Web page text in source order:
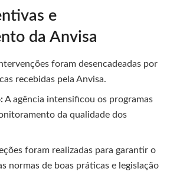
e
da Anvisa
foram desencadeadas por
recebidas pela Anvisa.
A agência intensificou os programas
da qualidade dos
foram realizadas para garantir o
normas de boas práticas e legislação